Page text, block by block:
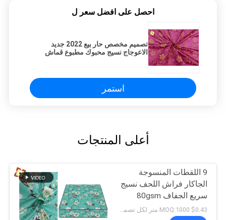
احصل على افضل سعر ل
تصميم مخصص حار بيع 2022 جديد
الاعوجاج نسيج محبوك مطبوع قماش
استمر
أعلى المنتجات
9 اللقطات المنسوجة
الجاكار فراش اللحف نسيج
سريع الجفاف 80gsm
$0.43 MOQ:1000 متر لكل تصميم / لون